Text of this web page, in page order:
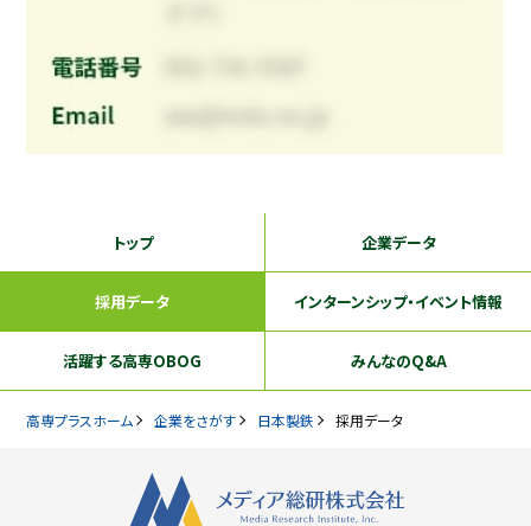
トップ 企業データ
採用データ インターンシップ・イベント情報
活躍する高専OBOG みんなのQ&A
高専プラスホーム 企業をさがす 日本製鉄 採用データ